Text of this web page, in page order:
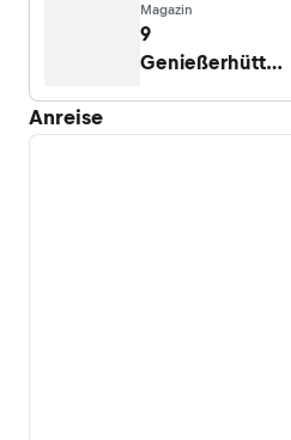
Magazin
9
Genießerhütten
Anreise